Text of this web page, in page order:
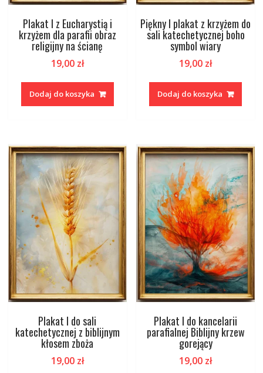
Plakat I z Eucharystią i
krzyżem dla parafii obraz
religijny na ścianę
19,00 zł
Dodaj do koszyka
Piękny I plakat z krzyżem do
sali katechetycznej boho
symbol wiary
19,00 zł
Dodaj do koszyka
Plakat I do sali
katechetycznej z biblijnym
kłosem zboża
19,00 zł
Plakat I do kancelarii
parafialnej Biblijny krzew
gorejący
19,00 zł